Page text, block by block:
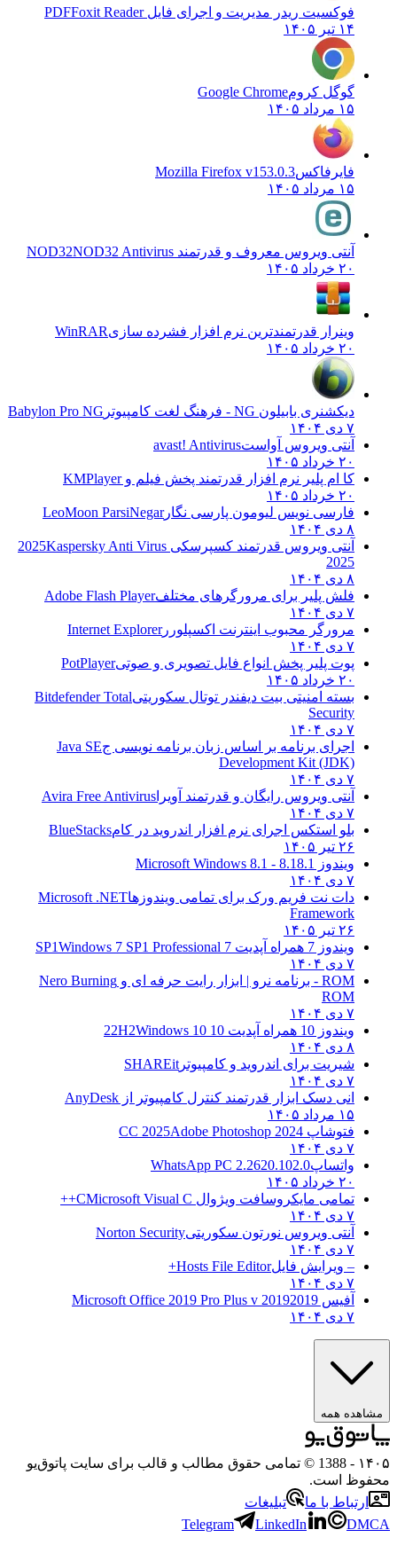
فوکسیت ریدر مدیریت و اجرای فایل PDFFoxit Reader
۱۴ تیر ۱۴۰۵
گوگل کرومGoogle Chrome
۱۵ مرداد ۱۴۰۵
فایرفاکسMozilla Firefox v153.0.3
۱۵ مرداد ۱۴۰۵
آنتی ویروس معروف و قدرتمند NOD32 NOD32 Antivirus
۲۰ خرداد ۱۴۰۵
وینرار قدرتمندترین نرم افزار فشرده سازیWinRAR
۲۰ خرداد ۱۴۰۵
دیکشنری بابیلون NG - فرهنگ لغت کامپیوتر
Babylon Pro NG
۷ دی ۱۴۰۴
آنتی ویروس آواستavast! Antivirus
۲۰ خرداد ۱۴۰۵
کا ام پلیر نرم افزار قدرتمند پخش فیلم وKMPlayer
۲۰ خرداد ۱۴۰۵
فارسی نویس لیومون پارسی نگارLeoMoon ParsiNegar
۸ دی ۱۴۰۴
آنتی ویروس قدرتمند کسپرسکی 2025 Kaspersky Anti Virus
2025
۸ دی ۱۴۰۴
فلش پلیر برای مرورگرهای مختلفAdobe Flash Player
۷ دی ۱۴۰۴
مرورگر محبوب اینترنت اکسپلوررInternet Explorer
۷ دی ۱۴۰۴
پوت پلیر پخش انواع فایل تصویری و صوتیPotPlayer
۲۰ خرداد ۱۴۰۵
بسته امنیتی بیت دیفندر توتال سکوریتیBitdefender Total
Security
۷ دی ۱۴۰۴
اجرای برنامه بر اساس زبان برنامه نویسی جJava SE
Development Kit (JDK)
۷ دی ۱۴۰۴
آنتی ویروس رایگان و قدرتمند آویرا Avira Free Antivirus
۷ دی ۱۴۰۴
بلو استکس اجرای نرم افزار اندروید در کامBlueStacks
۲۶ تیر ۱۴۰۵
ویندوز 8.1
8.1 - Microsoft Windows 8.1
۷ دی ۱۴۰۴
دات نت فریم ورک برای تمامی ویندوزهاMicrosoft .NET
Framework
۲۶ تیر ۱۴۰۵
ویندوز 7 همراه آپدیت 7 SP1
Windows 7 SP1 Professional
۷ دی ۱۴۰۴
ROM - برنامه نرو | ابزار رایت حرفه ای و
Nero Burning
ROM
۷ دی ۱۴۰۴
ویندوز 10 همراه آپدیت 10 22H2
Windows 10
۸ دی ۱۴۰۴
شیریت برای اندروید و کامپیوتر SHAREit
۷ دی ۱۴۰۴
انی دسک ابزار قدرتمند کنترل کامپیوتر از AnyDesk
۱۵ مرداد ۱۴۰۵
فتوشاپ CC 2025 Adobe Photoshop 2024
۷ دی ۱۴۰۴
واتساپWhatsApp PC 2.2620.102.0
۲۰ خرداد ۱۴۰۵
تمامی مایکروسافت ویژوال C Microsoft Visual C++
۷ دی ۱۴۰۴
آنتی ویروس نورتون سکوریتیNorton Security
۷ دی ۱۴۰۴
– ویرایش فایلHosts File Editor+
۷ دی ۱۴۰۴
آفیس 2019 2019 Microsoft Office 2019 Pro Plus v
۷ دی ۱۴۰۴
مشاهده همه
۱۴۰۵
- 1388 © تمامی حقوق مطالب و قالب برای سایت پاتوق‌یو
محفوظ است.
ارتباط با ما
تبلیغات
Telegram
LinkedIn DMCA